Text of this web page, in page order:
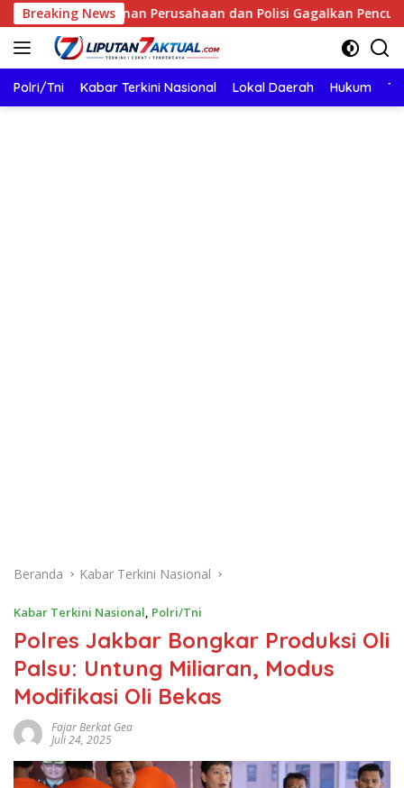
Langsung
ke
konten
Breaking News
Perusahaan dan Polisi Gagalkan Pencurian Kabel
Polri/Tni Kabar Terkini Nasional Lokal Daerah Hukum
Beranda Kabar Terkini Nasional
Kabar Terkini Nasional, Polri/Tni
Polres Jakbar Bongkar Produksi Oli
Palsu: Untung Miliaran, Modus
Modifikasi Oli Bekas
Fajar Berkat Gea
Juli 24, 2025